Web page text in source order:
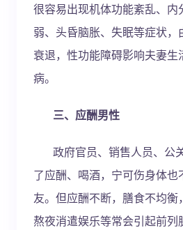
很容易出现机体功能紊乱、内
弱、头昏脑胀、失眠等症状
衰退，性功能障碍影响夫妻
病。
三、应酬男性
政府官员、销售人员、公
了应酬、喝酒，宁可伤身体也
友。但应酬不断，膳食不均衡
熬夜消遣娱乐等常会引起前